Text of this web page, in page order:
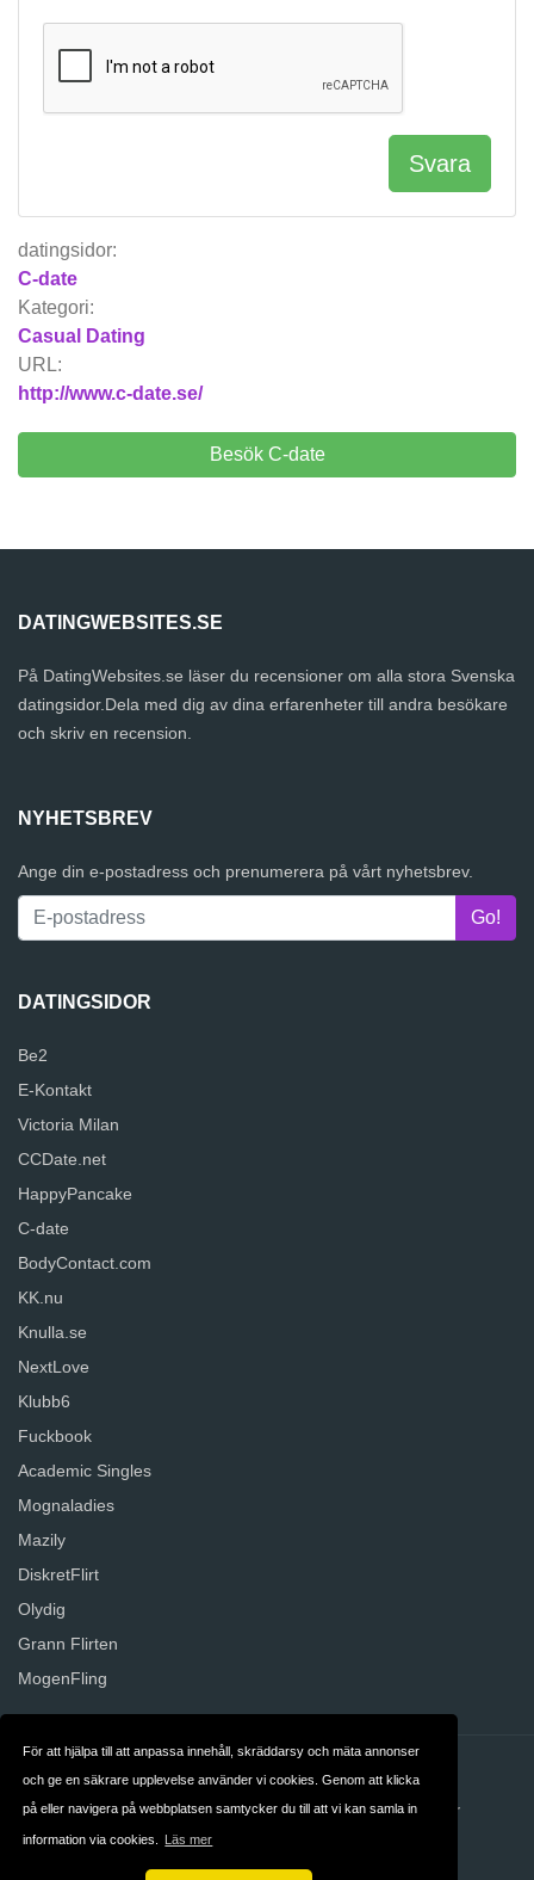
För att hjälpa till att anpassa innehåll, skräddarsy och mäta annonser
och ge en säkrare upplevelse använder vi cookies. Genom att klicka
på eller navigera på webbplatsen samtycker du till att vi kan samla in
information via cookies. Läs mer
datingsidor:
C-date
Kategori:
Casual Dating
URL:
http://www.c-date.se/
Besök C-date
Svara
DATINGWEBSITES.SE
På DatingWebsites.se läser du recensioner om alla stora Svenska
datingsidor.Dela med dig av dina erfarenheter till andra besökare
och skriv en recension.
NYHETSBREV
Ange din e-postadress och prenumerera på vårt nyhetsbrev.
DATINGSIDOR
Be2
E-Kontakt
Victoria Milan
CCDate.net
HappyPancake
C-date
BodyContact.com
KK.nu
Knulla.se
NextLove
Klubb6
Fuckbook
Academic Singles
Mognaladies
Mazily
DiskretFlirt
Olydig
Grann Flirten
MogenFling
Integritet Allmänna villkor